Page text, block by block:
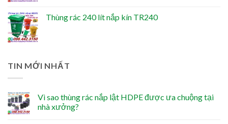
Thùng rác 240 lít nắp kín TR240
TIN MỚI NHẤT
Vì sao thùng rác nắp lật HDPE được ưa chuộng tại
nhà xưởng?